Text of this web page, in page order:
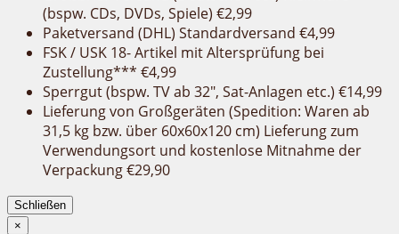
(bspw. CDs, DVDs, Spiele) €2,99
Paketversand (DHL) Standardversand €4,99
FSK / USK 18- Artikel mit Altersprüfung bei
Zustellung*** €4,99
Sperrgut (bspw. TV ab 32″, Sat-Anlagen etc.) €14,99
Lieferung von Großgeräten (Spedition: Waren ab
31,5 kg bzw. über 60x60x120 cm) Lieferung zum
Verwendungsort und kostenlose Mitnahme der
Verpackung €29,90
Schließen
×